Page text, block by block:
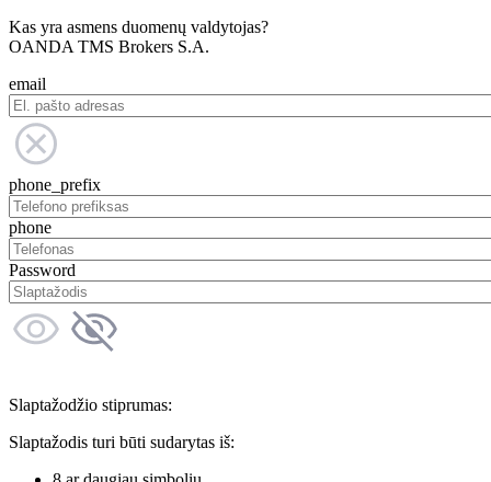
Kas yra asmens duomenų valdytojas?
OANDA TMS Brokers S.A.
email
phone_prefix
phone
Password
Slaptažodžio stiprumas:
Slaptažodis turi būti sudarytas iš: